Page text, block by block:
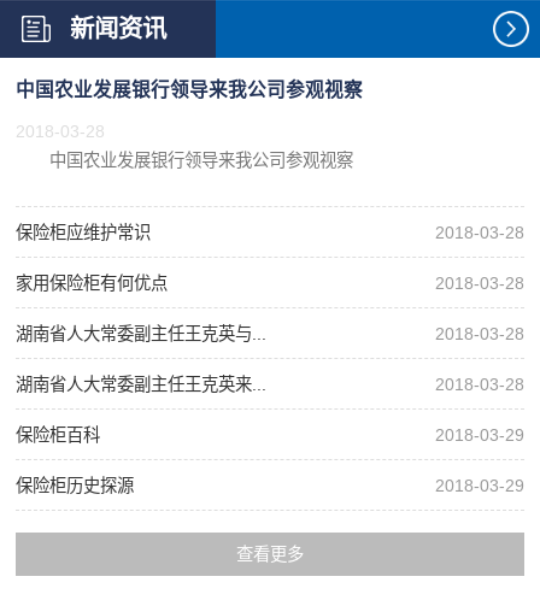
新闻资讯
中国农业发展银行领导来我公司参观视察
2018-03-28
中国农业发展银行领导来我公司参观视察
保险柜应维护常识 2018-03-28
家用保险柜有何优点 2018-03-28
湖南省人大常委副主任王克英与... 2018-03-28
湖南省人大常委副主任王克英来... 2018-03-28
保险柜百科 2018-03-29
保险柜历史探源 2018-03-29
查看更多